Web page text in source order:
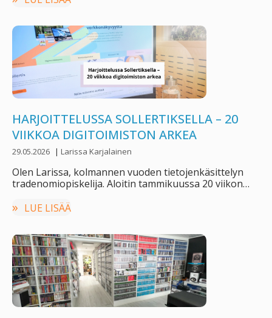
HARJOITTELUSSA SOLLERTIKSELLA – 20
VIIKKOA DIGITOIMISTON ARKEA
29.05.2026 | Larissa Karjalainen
Olen Larissa, kolmannen vuoden tietojenkäsittelyn
tradenomiopiskelija. Aloitin tammikuussa 20 viikon
LUE LISÄÄ